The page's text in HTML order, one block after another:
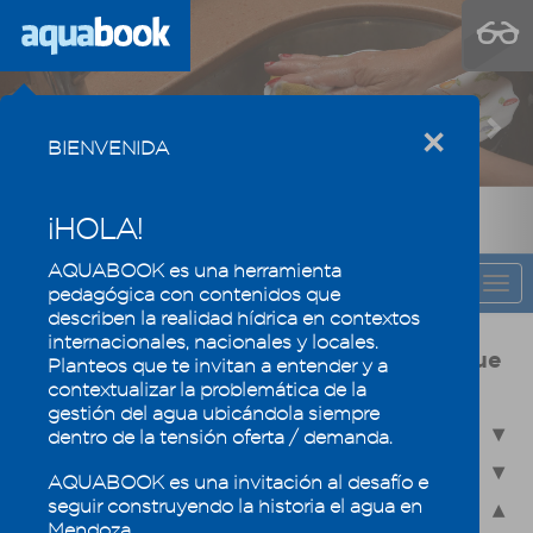
Previous
CAPÍTULO
Usos y calidad del agua, la eficiencia que
mantiene los oasis mendocinos
4.1 - Usos del agua en Mendoza
4.2 - Calidad del agua
4.3 - Reúso de efluentes industriales y domésticos
×
BIENVENIDA
¡HOLA!
AQUABOOK es una herramienta
pedagógica con contenidos que
describen la realidad hídrica en contextos
internacionales, nacionales y locales.
Planteos que te invitan a entender y a
contextualizar la problemática de la
gestión del agua ubicándola siempre
dentro de la tensión oferta / demanda.
AQUABOOK es una invitación al desafío e
seguir construyendo la historia el agua en